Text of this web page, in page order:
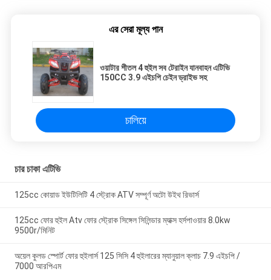
এর সেরা মূল্য পান
ওয়াটার শীতল 4 হুইল সব টেরাইন যানবাহন এটিভি
150CC 3.9 এইচপি চেইন ড্রাইভ সহ
চালিয়ে
চার চাকা এটিভি
125cc কোয়াড ইউটিলিটি 4 স্ট্রোক ATV সম্পূর্ণ অটো উইথ রিভার্স
125cc ফোর হুইল Atv ফোর স্ট্রোক সিঙ্গেল সিলিন্ডার ম্যাক্স হর্সপাওয়ার 8.0kw
9500r/মিনিট
অয়েল কুলড স্পোর্ট ফোর হুইলার্স 125 সিসি 4 হুইলারের ম্যানুয়াল ক্লাচ 7.9 এইচপি /
7000 আরপিএম